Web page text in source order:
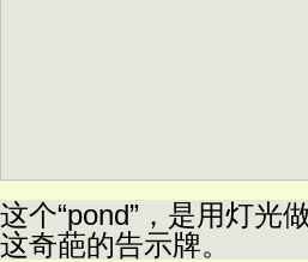
这个“pond”，是用灯光
这奇葩的告示牌。